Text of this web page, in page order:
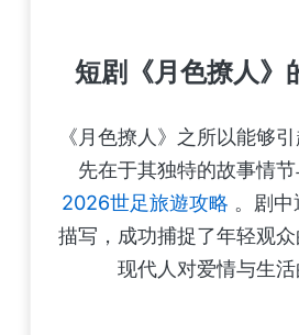
短剧《月色撩人》
《月色撩人》之所以能够
先在于其独特的故事情节
2026世足旅遊攻略 。剧
描写，成功捕捉了年轻观
现代人对爱情与生活